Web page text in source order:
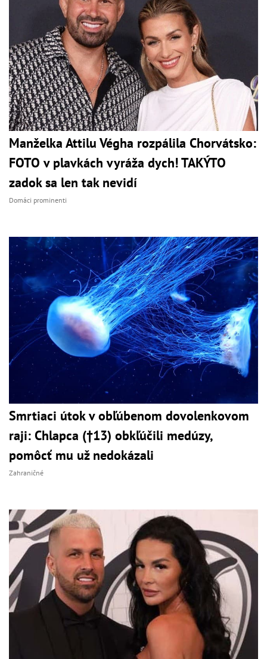
Manželka Attilu Végha rozpálila Chorvátsko:
FOTO v plavkách vyráža dych! TAKÝTO
zadok sa len tak nevidí
Domáci prominenti
Smrtiaci útok v obľúbenom dovolenkovom
raji: Chlapca (†13) obkľúčili medúzy,
pomôcť mu už nedokázali
Zahraničné